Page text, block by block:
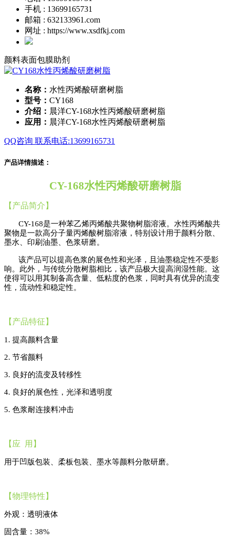
手机 : 13699165731
邮箱 : 632133961.com
网址 : https://www.xsdfkj.com
颜料表面包膜助剂
名称： 水性丙烯酸研磨树脂
型号： CY168
介绍： 晨洋CY-168水性丙烯酸研磨树脂
应用： 晨洋CY-168水性丙烯酸研磨树脂
QQ咨询 联系电话:13699165731
产品详情描述：
CY-168水性丙烯酸研磨树脂
【 产品简介 】
CY-168是一种苯乙烯丙烯酸共聚物树脂溶液。 水性丙烯酸共
聚物是一款高分子量丙烯酸树脂溶液，特别设计用于颜料分散、
墨水、印刷油墨、色浆研磨。
该产品可以提高色浆的展色性和光泽，且油墨稳定性不受影
响。此外，与传统分散树脂相比，该产品极大提高润湿性能。这
使得可以用其制备高含量、低粘度的色浆，同时具有优异的流变
性，流动性和稳定性。
【 产品特征 】
1. 提高颜料含量
2. 节省颜料
3. 良好的流变及转移性
4. 良好的展色性，光泽和透明度
5. 色浆耐连接料冲击
【应 用】
用于凹版包装、柔板包装、墨水等颜料分散研磨。
【物理特性】
外观：透明液体
固含量： 38%